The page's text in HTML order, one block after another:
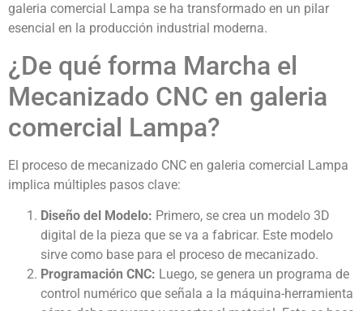
galeria comercial Lampa se ha transformado en un pilar
esencial en la producción industrial moderna.
¿De qué forma Marcha el
Mecanizado CNC en galeria
comercial Lampa?
El proceso de mecanizado CNC en galeria comercial Lampa
implica múltiples pasos clave:
Diseño del Modelo: Primero, se crea un modelo 3D
digital de la pieza que se va a fabricar. Este modelo
sirve como base para el proceso de mecanizado.
Programación CNC: Luego, se genera un programa de
control numérico que señala a la máquina-herramienta